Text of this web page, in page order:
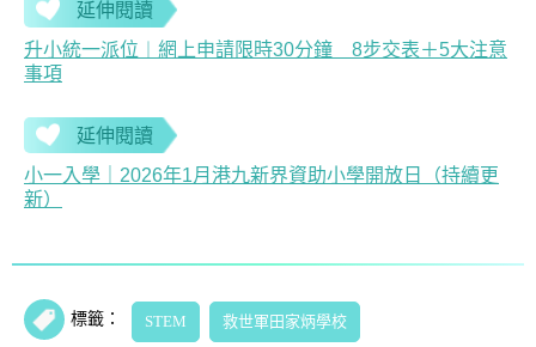
延伸閱讀
升小統一派位︱網上申請限時30分鐘 8步交表＋5大注意
事項
延伸閱讀
小一入學｜2026年1月港九新界資助小學開放日（持續更
新）
標籤： STEM 救世軍田家炳學校